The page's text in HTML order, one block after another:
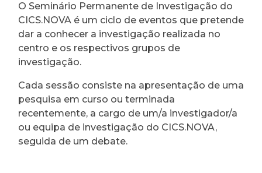
O Seminário Permanente de Investigação do
CICS.NOVA é um ciclo de eventos que pretende
dar a conhecer a investigação realizada no
centro e os respectivos grupos de
investigação.
Cada sessão consiste na apresentação de uma
pesquisa em curso ou terminada
recentemente, a cargo de um/a investigador/a
ou equipa de investigação do CICS.NOVA,
seguida de um debate.